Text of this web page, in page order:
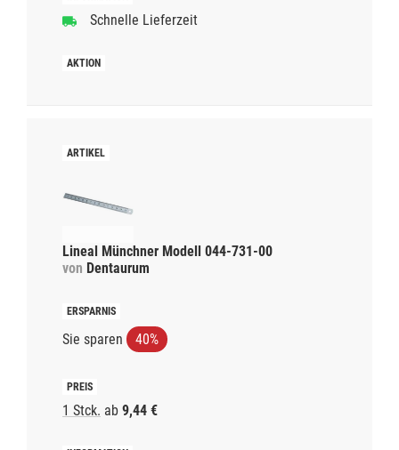
Schnelle Lieferzeit
Lineal Münchner Modell 044-731-00
von Dentaurum
Sie sparen 40%
1 Stck. ab 9,44 €